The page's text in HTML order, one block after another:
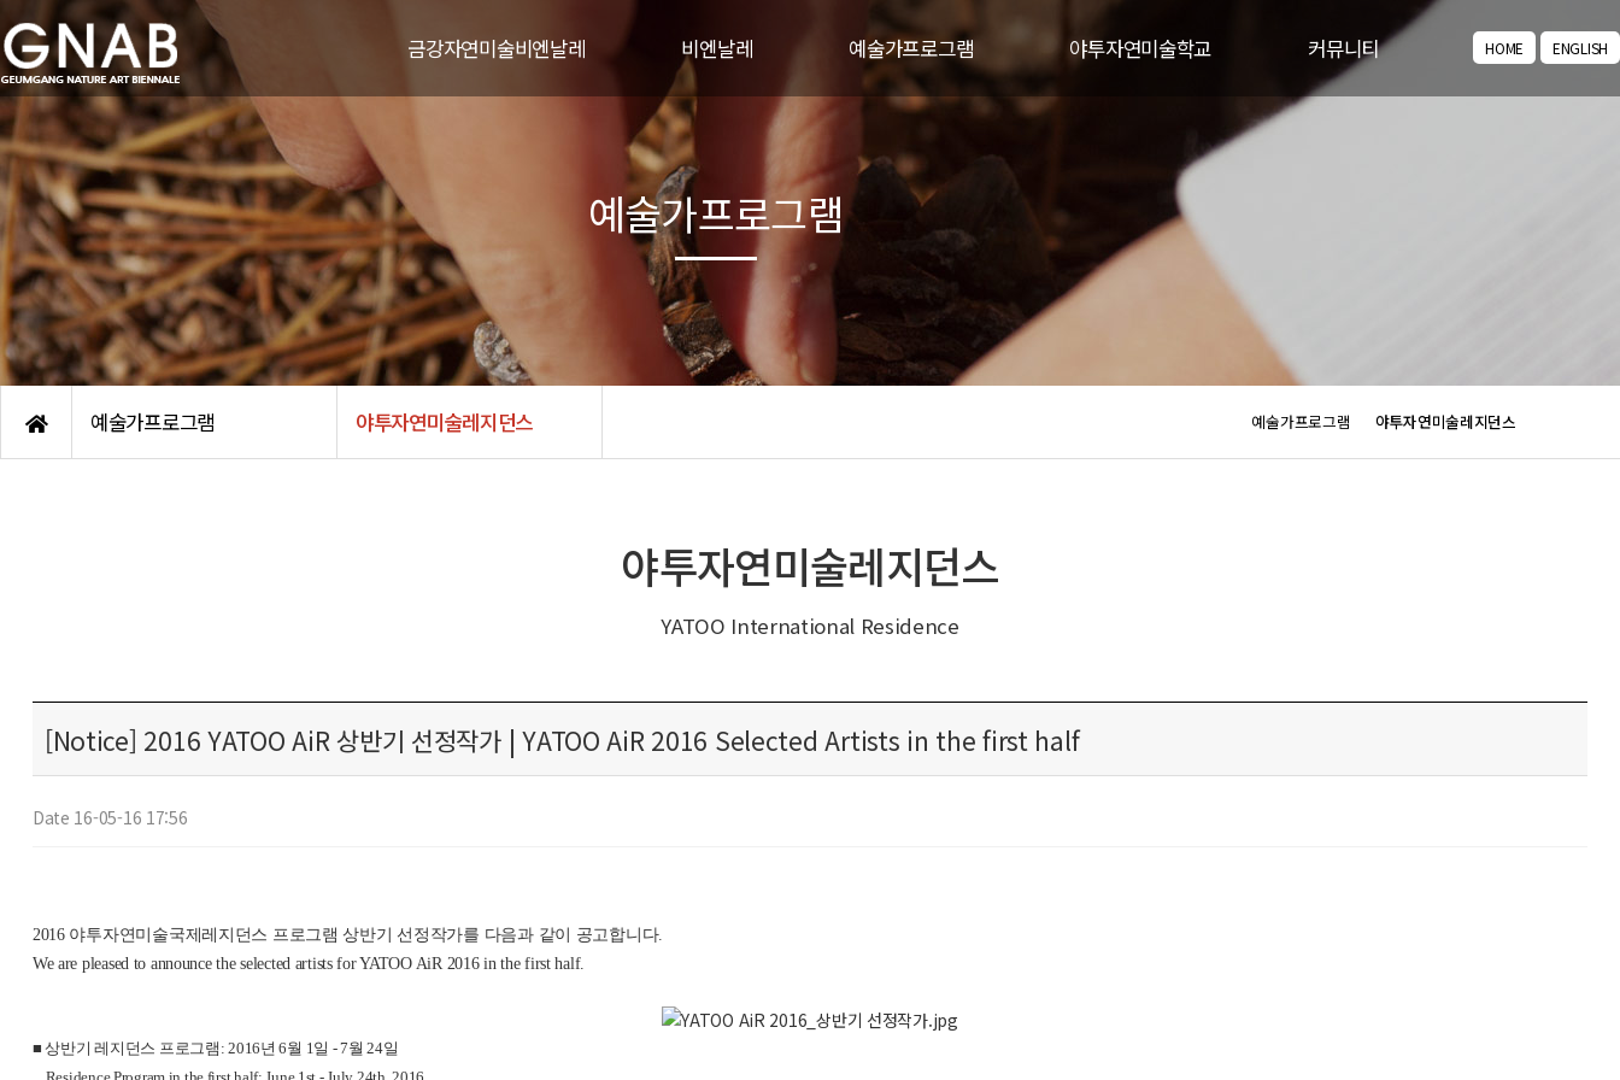
금강자연미술비엔날레
엠블렘/후원기관
오시는 길
비엔날레
비엔날레 행사개요
프로그램
관람안내
지난비엔날레
예술가프로그램
야투자연미술레지던스
국제협력프로젝트
야투자연미술학교
꿈다락 토요문화학교
커뮤니티 HOME ENGLISH
예술가프로그램 야투자연미술레지던스 예술가프로그램 야투자연미술레지던스
예술가프로그램
야투자연미술레지던스
YATOO International Residence
[Notice] 2016 YATOO AiR 상반기 선정작가 | YATOO AiR 2016 Selected Artists in the first half
Date 16-05-16 17:56
2016 야투자연미술국제레지던스 프로그램 상반기 선정작가를 다음과 같이 공고합니다.
We are pleased to announce the selected artists for YATOO AiR 2016 in the first half.
■ 상반기 레지던스 프로그램: 2016년 6월 1일 - 7월 24일